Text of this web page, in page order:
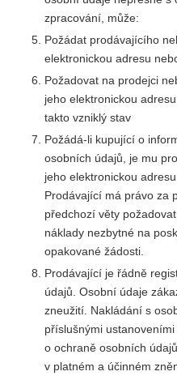
zpracování, může:
Požádat prodávajícího
elektronickou adresu
Požadovat na prodejci
jeho elektronickou
takto vzniklý stav
Požádá-li kupující o
osobních údajů, je mu
jeho elektronickou
Prodávající má právo za
předchozí věty
náklady nezbytné na
opakované žádosti.
Prodávající je řádně
údajů. Osobní údaje
zneužití. Nakládání s
příslušnými ustanoveními
o ochraně osobních
v platném a účinném